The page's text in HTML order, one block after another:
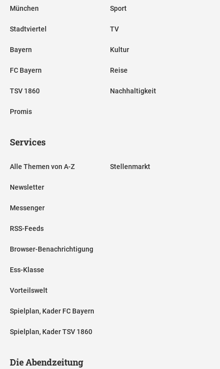
München
Stadtviertel
Bayern
FC Bayern
TSV 1860
Promis
Sport
TV
Kultur
Reise
Nachhaltigkeit
Services
Alle Themen von A-Z
Newsletter
Messenger
RSS-Feeds
Browser-Benachrichtigung
Ess-Klasse
Vorteilswelt
Spielplan, Kader FC Bayern
Spielplan, Kader TSV 1860
Stellenmarkt
Die Abendzeitung